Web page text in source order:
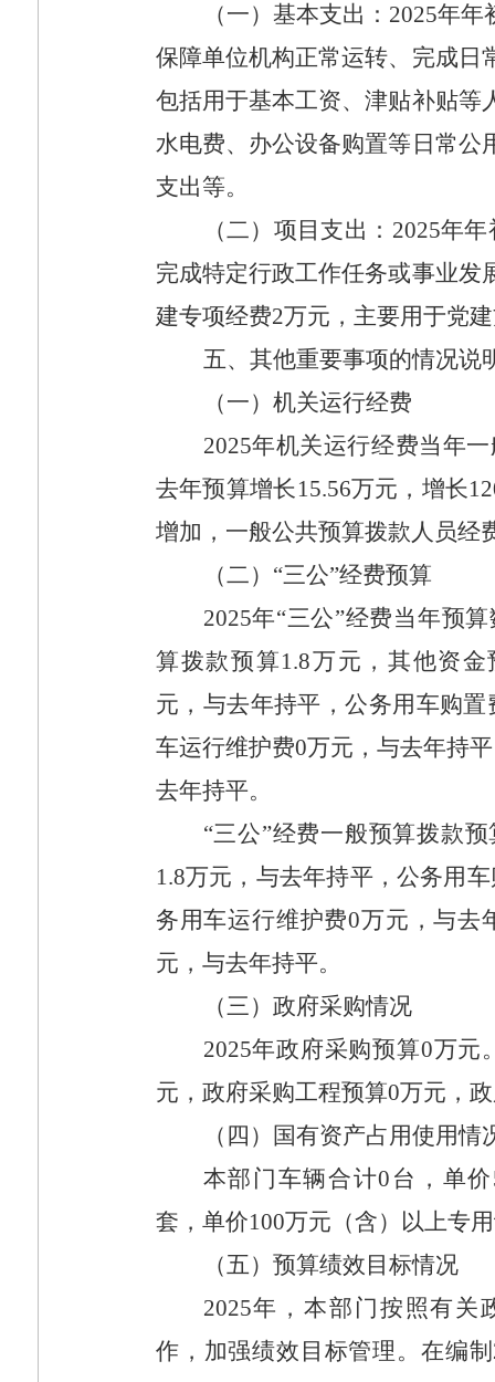
（一）基本支出： 2025年年
保障单位机构正常运转、完成日
包括用于基本工资、津贴补贴等
水电费、办公设备购置等日常公
支出等。
（二）项目支出： 2025年年
完成特定行政工作任务或事业发
建专项经费2万元，主要用于党
五、其他重要事项的情况说
（一）机关运行经费
2025年机关运行经费当年
去年预算增长 15.56万元，增长
增加，一般公共预算拨款人员经
（二）“三公”经费预算
2025年“三公”经费当年预
算拨款预算1.8万元，其他资金
元，与去年持平，公务用车购置
车运行维护费0万元，与去年持
去年持平。
“三公”经费一般预算拨款预
1.8万元，与去年持平，公务用
务用车运行维护费0万元，与去
元，与去年持平。
（三）政府采购情况
2025年政府采购预算0万元
元，政府采购工程预算0万元，
（四）国有资产占用使用情
本部门车辆合计0 台，单价
套，单价100万元（含）以上专
（五）预算绩效目标情况
2025年，本部门按照有关
作，加强绩效目标管理。在编制